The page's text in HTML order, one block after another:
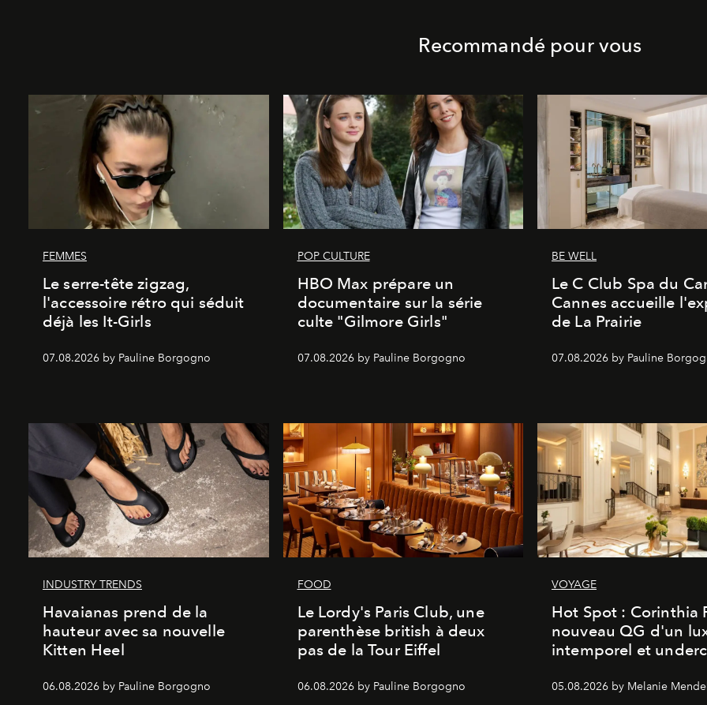
Recommandé pour vous
FEMMES
Le serre-tête zigzag,
l'accessoire rétro qui séduit
déjà les It-Girls
07.08.2026 by Pauline Borgogno
POP CULTURE
HBO Max prépare un
documentaire sur la série
culte "Gilmore Girls"
07.08.2026 by Pauline Borgogno
BE WELL
Le C Club Spa du
Cannes accueille
de La Prairie
07.08.2026 by Pauline
INDUSTRY TRENDS
Havaianas prend de la
hauteur avec sa nouvelle
Kitten Heel
06.08.2026 by Pauline Borgogno
FOOD
Le Lordy's Paris Club, une
parenthèse british à deux
pas de la Tour Eiffel
06.08.2026 by Pauline Borgogno
VOYAGE
Hot Spot : Corinthia
nouveau QG d'un
intemporel et
05.08.2026 by Melanie